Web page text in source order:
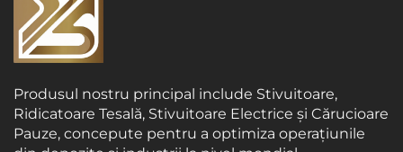
Produsul nostru principal include Stivuitoare,
Ridicatoare Tesală, Stivuitoare Electrice și Cărucioare
Pauze, concepute pentru a optimiza operațiunile